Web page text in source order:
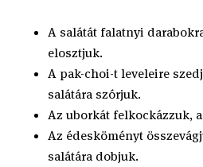
A salátát falatnyi
elosztjuk.
A pak-choi-t leveleire
salátára szórjuk.
Az uborkát felkockázzuk,
Az édesköményt
salátára dobjuk.